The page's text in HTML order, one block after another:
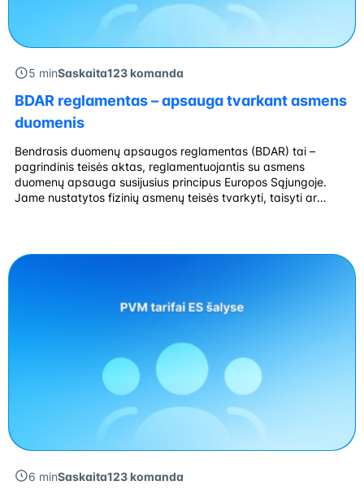
5 minSaskaita123 komanda
BDAR reglamentas – apsauga tvarkant asmens
duomenis
Bendrasis duomenų apsaugos reglamentas (BDAR) tai –
pagrindinis teisės aktas, reglamentuojantis su asmens
duomenų apsauga susijusius principus Europos Sąjungoje.
Jame nustatytos fizinių asmenų teisės tvarkyti, taisyti ar
nuo 2018 metų gegužės 25 […]
6 minSaskaita123 komanda